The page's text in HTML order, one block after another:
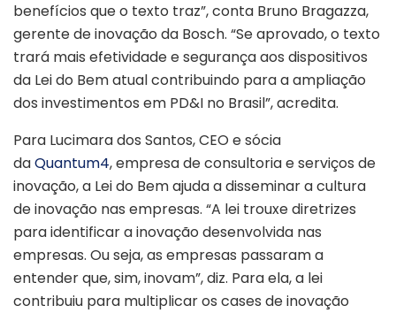
benefícios que o texto traz”, conta Bruno Bragazza,
gerente de inovação da Bosch. “Se aprovado, o texto
trará mais efetividade e segurança aos dispositivos
da Lei do Bem atual contribuindo para a ampliação
dos investimentos em PD&I no Brasil”, acredita.
Para Lucimara dos Santos, CEO e sócia
daQuantum4, empresa de consultoria e serviços de
inovação, a Lei do Bem ajuda a disseminar a cultura
de inovação nas empresas. “A lei trouxe diretrizes
para identificar a inovação desenvolvida nas
empresas. Ou seja, as empresas passaram a
entender que, sim, inovam”, diz. Para ela, a lei
contribuiu para multiplicar os cases de inovação